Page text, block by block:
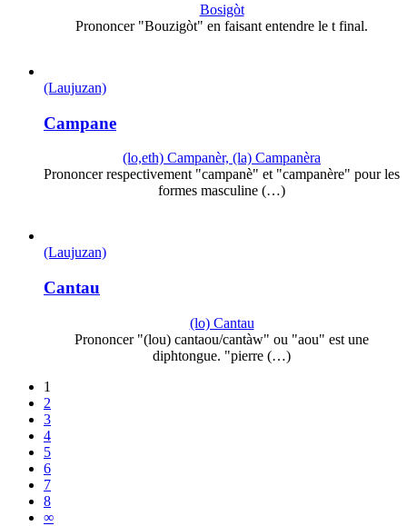
Bosigòt
Prononcer "Bouzigòt" en faisant entendre le t final.
(Laujuzan)
Campane
(lo,eth) Campanèr, (la) Campanèra
Prononcer respectivement "campanè" et "campanère" pour les
formes masculine (…)
(Laujuzan)
Cantau
(lo) Cantau
Prononcer "(lou) cantaou/cantàw" ou "aou" est une
diphtongue. "pierre (…)
1
2
3
4
5
6
7
8
∞